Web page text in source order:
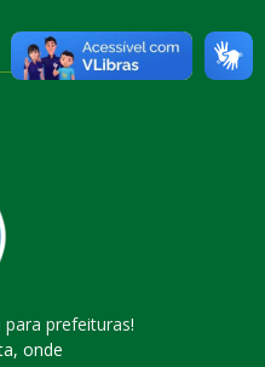
para prefeituras!
onde